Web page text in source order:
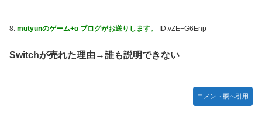
8: mutyunのゲーム+α ブログがお送りします。 ID:vZE+G6Enp
Switchが売れた理由→誰も説明できない
コメント欄へ引用